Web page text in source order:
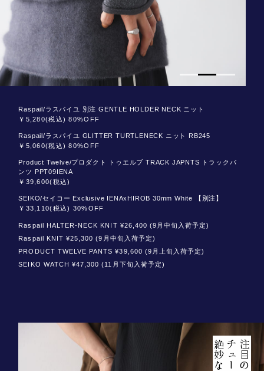
Raspail/ラスパイユ 別注 GENTLE HOLDER NECK ニット
￥5,280(税込) 80%OFF
Raspail/ラスパイユ GLITTER TURTLENECK ニット RB245
￥5,060(税込) 80%OFF
Product Twelve/プロダクト トゥエルブ TRACK JAPNTS トラックパ
ンツ PPT09IENA
￥39,600(税込)
SEIKO/セイコー Exclusive IENAxHIROB 30mm White 【別注】
￥33,110(税込) 30%OFF
Raspail HALTER-NECK KNIT ¥26,400 (9月中旬入荷予定)
Raspail KNIT ¥25,300 (9月中旬入荷予定)
PRODUCT TWELVE PANTS ¥39,600 (9月上旬入荷予定)
SEIKO WATCH ¥47,300 (11月下旬入荷予定)